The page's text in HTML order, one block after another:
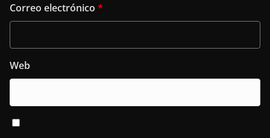
Correo electrónico *
Web